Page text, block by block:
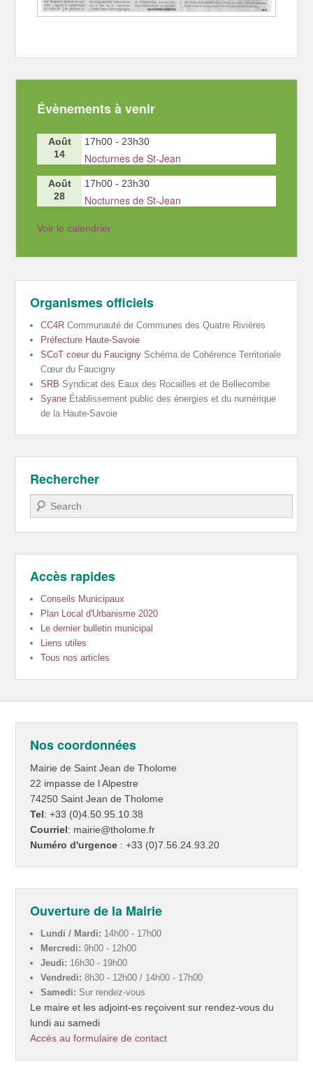
Évènements à venir
Août
14
17h00 - 23h30
Nocturnes de St-Jean
Août
28
17h00 - 23h30
Nocturnes de St-Jean
Voir le calendrier
Organismes officiels
CC4R Communauté de Communes des Quatre Rivières
Préfecture Haute-Savoie
SCoT coeur du Faucigny Schéma de Cohérence Territoriale
Cœur du Faucigny
SRB Syndicat des Eaux des Rocailles et de Bellecombe
Syane Établissement public des énergies et du numérique
de la Haute-Savoie
Rechercher
Recherche
Accès rapides
Conseils Municipaux
Plan Local d'Urbanisme 2020
Le dernier bulletin municipal
Liens utiles
Tous nos articles
Nos coordonnées
Mairie de Saint Jean de Tholome
22 impasse de l Alpestre
74250 Saint Jean de Tholome
Tel: +33 (0)4.50.95.10.38
Courriel: mairie@tholome.fr
Numéro d'urgence : +33 (0)7.56.24.93.20
Ouverture de la Mairie
Lundi / Mardi: 14h00 - 17h00
Mercredi: 9h00 - 12h00
Jeudi: 16h30 - 19h00
Vendredi: 8h30 - 12h00 / 14h00 - 17h00
Samedi: Sur rendez-vous
Le maire et les adjoint-es reçoivent sur rendez-vous du
lundi au samedi
Accès au formulaire de contact